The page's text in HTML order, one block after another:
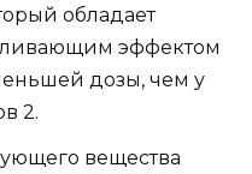
обладает
эффектом
дозы, чем у
2.
вещества